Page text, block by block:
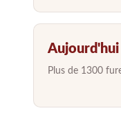
Aujourd'hui
Plus de 1300